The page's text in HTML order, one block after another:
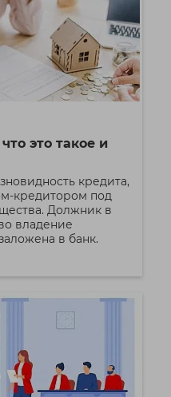
это такое и
кредита,
кредитором под
Должник в
владение
в банк.